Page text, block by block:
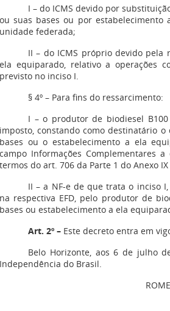
I – do ICMS devido por
ou suas bases ou por
unidade federada;
II – do ICMS próprio devido pela
ela equiparado, relativo a operações
previsto no inciso I.
§ 4º – Para fins do ressarcimento:
I – o produtor de biodiesel
imposto, constando como destinatário
bases ou o estabelecimento a ela
campo Informações Complementares
termos do art. 706 da Parte 1 do Anexo IX
II – a NF-e de que trata o inciso
na respectiva EFD, pelo produtor de
bases ou estabelecimento a ela
Art. 2º – Este decreto entra em
Belo Horizonte, aos 6 de julho
Independência do Brasil.